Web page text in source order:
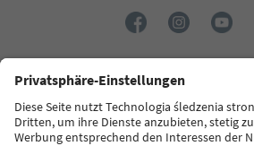
Język: Polski
FAQ Dane kontaktowe Naciśnij MICE